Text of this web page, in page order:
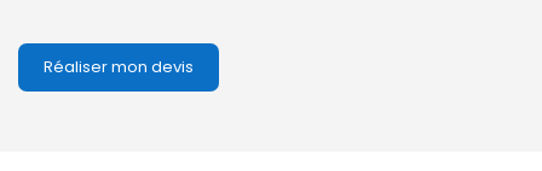
Réaliser mon devis